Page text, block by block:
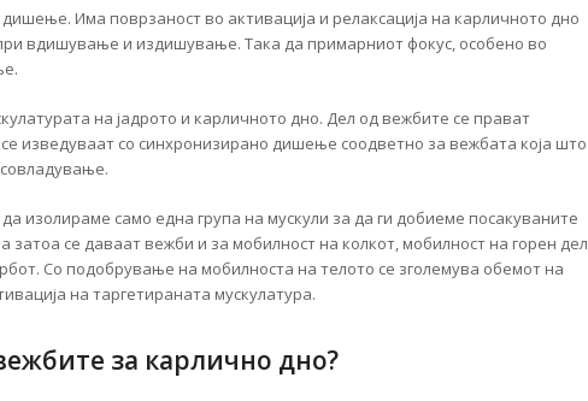
Има поврзаност во активација и релаксација на карличното дно
вдишување и издишување. Така да примарниот фокус, особено во
на јадрото и карличното дно. Дел од вежбите се прават
изведуваат со синхронизирано дишење соодветно за вежбата која што
изолираме само една група на мускули за да ги добиеме посакуваните
затоа се даваат вежби и за мобилност на колкот, мобилност на горен дел
Со подобрување на мобилноста на телото се зголемува обемот на
на таргетираната мускулатура.
за карлично дно?